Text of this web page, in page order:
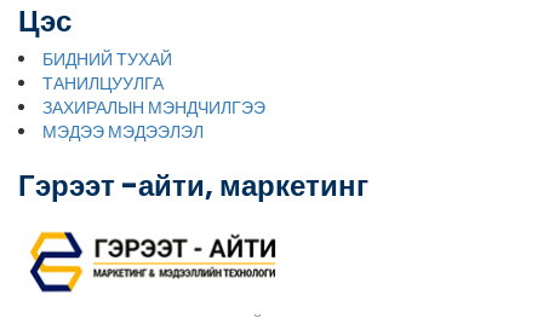
Цэс
БИДНИЙ ТУХАЙ
ТАНИЛЦУУЛГА
ЗАХИРАЛЫН МЭНДЧИЛГЭЭ
МЭДЭЭ МЭДЭЭЛЭЛ
Гэрээт -айти, маркетинг